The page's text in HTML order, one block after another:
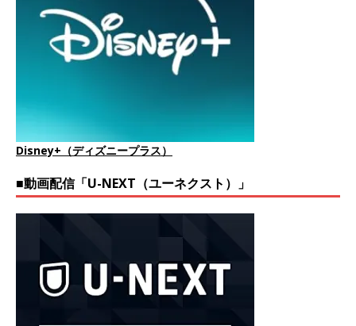
Disney+（ディズニープラス）
■動画配信「U-NEXT（ユーネクスト）」